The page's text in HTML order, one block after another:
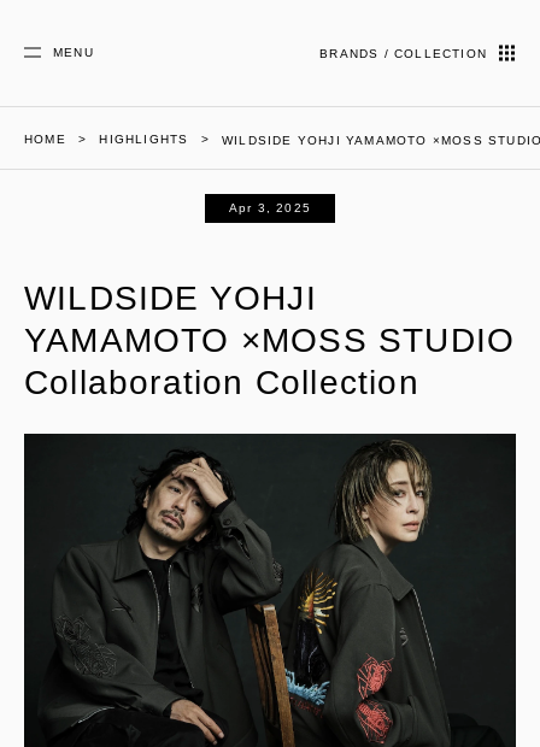
MENU BRANDS / COLLECTION
HOME HIGHLIGHTS WILDSIDE YOHJI YAMAMOTO ×MOSS
Apr 3, 2025
WILDSIDE YOHJI
YAMAMOTO ×MOSS STUDIO
Collaboration Collection